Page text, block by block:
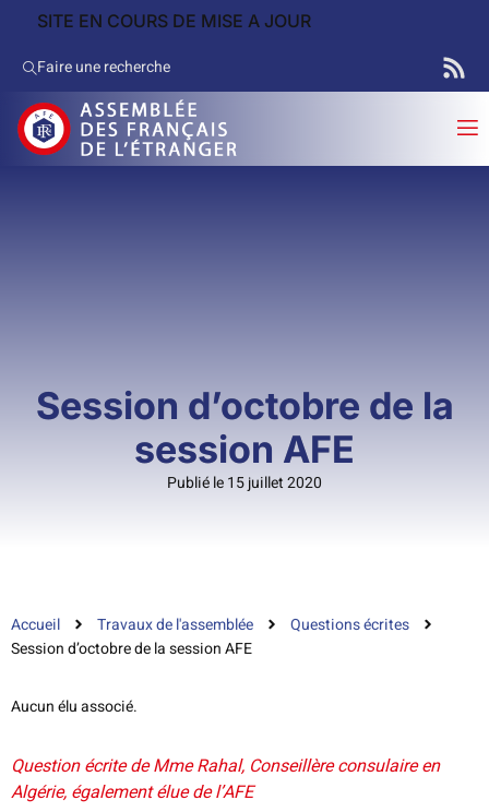
SITE EN COURS DE MISE A JOUR
Faire une recherche
Session d’octobre de la
session AFE
Publié le 15 juillet 2020
Accueil Travaux de l'assemblée
Questions écrites
Session d’octobre de la session AFE
Aucun élu associé.
Question écrite de Mme Rahal, Conseillère consulaire en
Algérie, également élue de l’AFE